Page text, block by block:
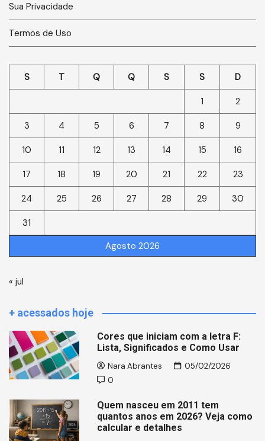
Sua Privacidade
Termos de Uso
Agosto 2026
S T Q Q S S D
1 2
3 4 5 6 7 8 9
10 11 12 13 14 15 16
17 18 19 20 21 22 23
24 25 26 27 28 29 30
31
« jul
+ acessados hoje
Cores que iniciam com a letra F:
Lista, Significados e Como Usar
Nara Abrantes
05/02/2026
0
Quem nasceu em 2011 tem
quantos anos em 2026? Veja como
calcular e detalhes